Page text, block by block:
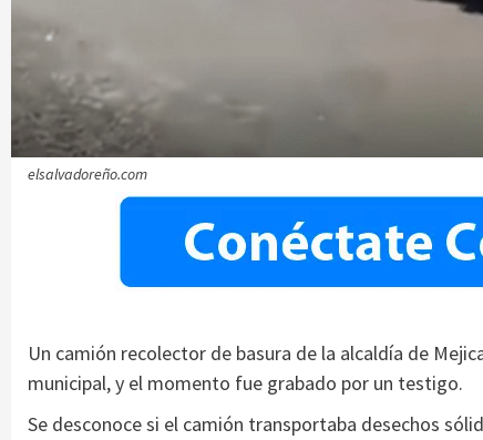
elsalvadoreño.com
Un camión recolector de basura de la alcaldía de
municipal, y el momento fue grabado por un testigo.
Se desconoce si el camión transportaba desechos